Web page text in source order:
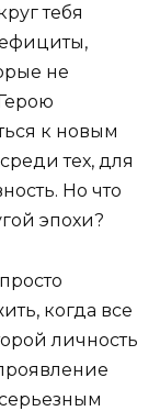
тебя
не
к новым
тех, для
Но что
эпохи?
когда все
личность